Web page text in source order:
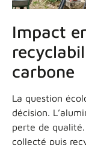
Impact
carbone
La question
décision.
perte de
collecté puis